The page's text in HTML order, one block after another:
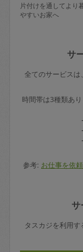
片付けを通してより
やすいお家へ
サ
全てのサービスは
時間帯は3種類あ
参考: お仕事を依
タスカジを利用